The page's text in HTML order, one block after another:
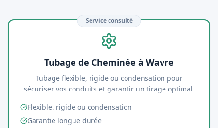
Service consulté
Tubage de Cheminée à Wavre
Tubage flexible, rigide ou condensation pour
sécuriser vos conduits et garantir un tirage optimal.
Flexible, rigide ou condensation
Garantie longue durée